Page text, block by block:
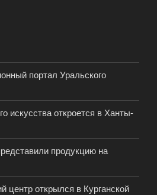
портал Уральского
искусства откроется в Ханты-
продукцию на
центр открылся в Курганской